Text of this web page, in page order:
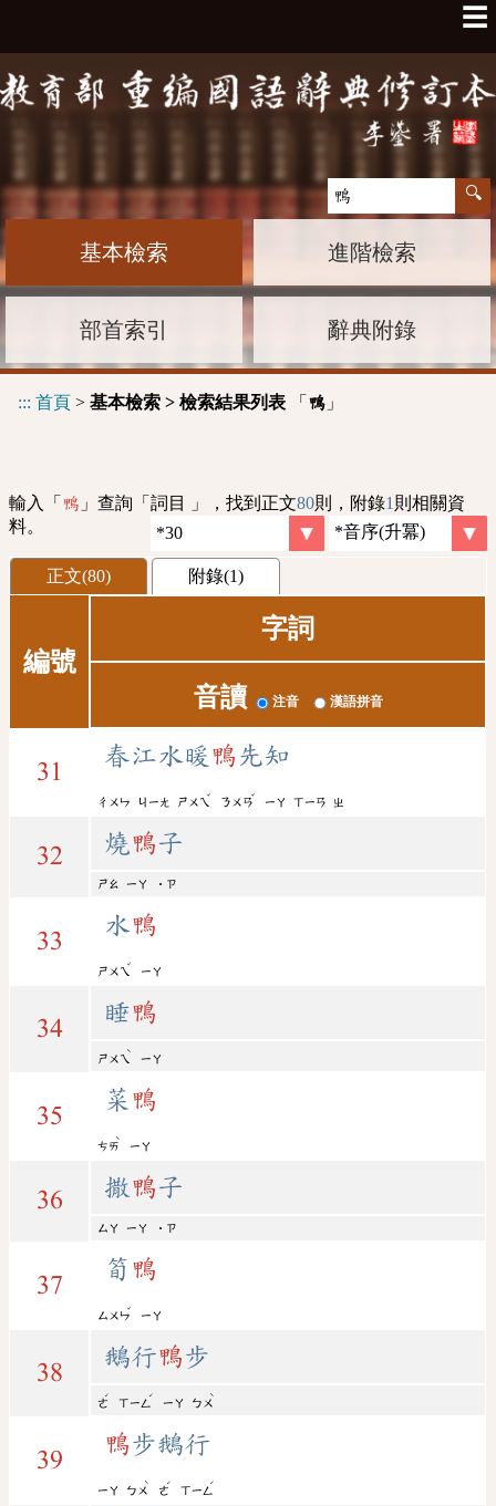
☰
基本檢索 進階檢索
部首索引 辭典附錄
::: 首頁 > 基本檢索 > 檢索結果列表 「 鴨 」
輸入「 鴨 」查詢「詞目 」，找到正文80則，附錄1 則相關資
料。
正文(80) 附錄(1)
編號
字詞
音讀 注音 漢語拼音
31
春江水暖 鴨 先知
ㄔㄨㄣ ㄐㄧㄤ ㄕㄨㄟ
ˇ
ㄋㄨㄢ
ˇ
ㄧㄚ ㄒㄧㄢ ㄓ
32 燒鴨子
ㄕㄠ ㄧㄚ ˙ㄗ
33
水鴨
ㄕㄨㄟ
ˇ
ㄧㄚ
34
睡鴨
ㄕㄨㄟ
ˋ
ㄧㄚ
35
菜 鴨
ㄘㄞ
ˋ
ㄧㄚ
36 撒鴨子
ㄙㄚ ㄧㄚ ˙ㄗ
37
筍 鴨
ㄙㄨㄣ
ˇ
ㄧㄚ
38
鵝行鴨步
ㄜ
ˊ
ㄒㄧㄥ
ˊ
ㄧㄚ ㄅㄨ
ˋ
39
鴨步鵝行
ㄧㄚ ㄅㄨ
ˋ
ㄜ
ˊ
ㄒㄧㄥ
ˊ